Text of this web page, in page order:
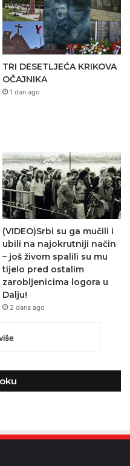
TRI DESETLJEĆA KRIKOVA
OČAJNIKA
1 dan ago
(VIDEO)Srbi su ga mučili i
ubili na najokrutniji način
– još živom spalili su mu
tijelo pred ostalim
zarobljenicima logora u
Dalju!
2 dana ago